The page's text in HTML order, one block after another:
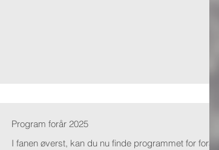
Program forår 2025
I fanen øverst, kan du nu finde programmet for foråret